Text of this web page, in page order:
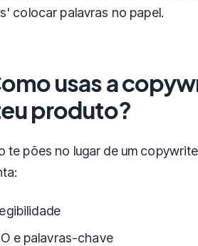
colocar palavras no papel.
usas a
produto?
te pões no lugar de um
e palavras-chave